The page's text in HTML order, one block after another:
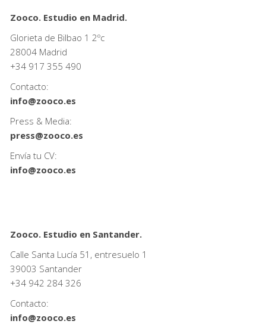
Zooco. Estudio en Madrid.
Glorieta de Bilbao 1 2ºc
28004 Madrid
+34 917 355 490
Contacto:
info@zooco.es
Press & Media:
press@zooco.es
Envía tu CV:
info@zooco.es
Zooco. Estudio en Santander.
Calle Santa Lucía 51, entresuelo 1
39003 Santander
+34 942 284 326
Contacto:
info@zooco.es